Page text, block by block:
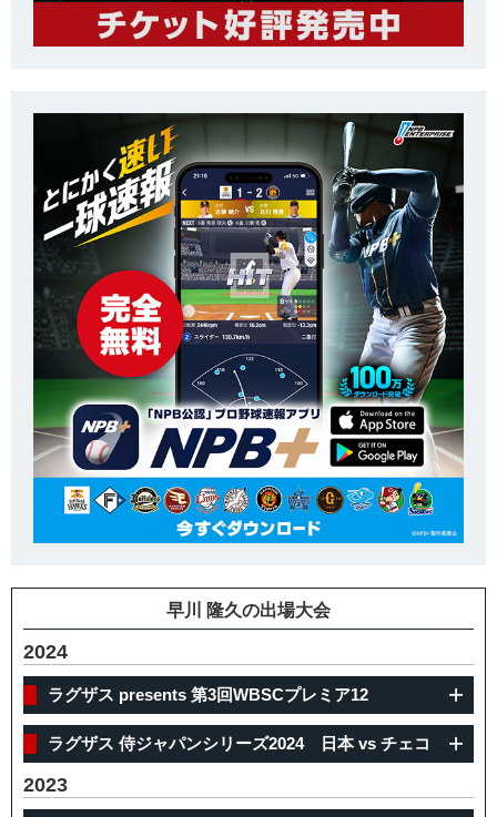
早川 隆久の出場大会
2024
ラグザス presents 第3回WBSCプレミア12
ラグザス 侍ジャパンシリーズ2024 日本 vs チェコ
2023